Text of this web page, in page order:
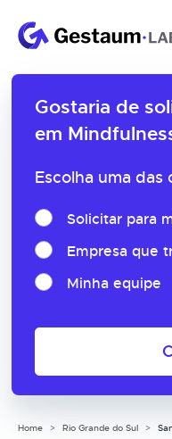
Gostaria de
em
Escolha uma das
Solicitar para
Empresa que
Minha equipe
Home Rio Grande do Sul